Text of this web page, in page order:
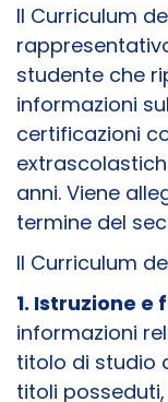
Il Curriculum
studente che
informazioni
certificazioni
anni. Viene
termine del
Il Curriculum
1. Istruzione e
informazioni
titolo di studio
titoli